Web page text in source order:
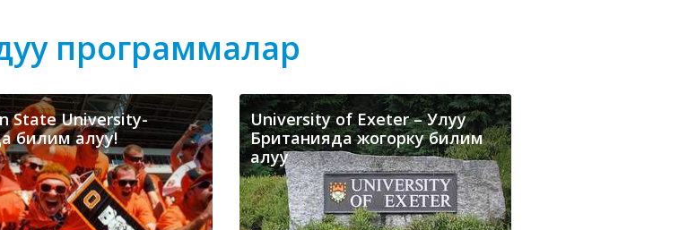
программалар
State University-
билим алуу!
University of Exeter – Улуу
Британияда жогорку билим
алуу